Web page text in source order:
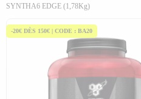
SYNTHA6 EDGE (1,78Kg)
-20€ DÈS 150€ | CODE : BA20